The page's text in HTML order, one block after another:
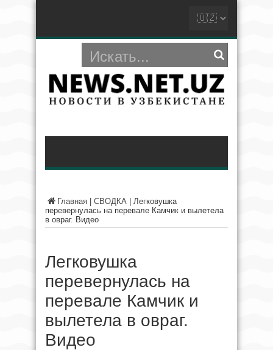
Главная СВОДКА
Легковушка
перевернулась на перевале Камчик и вылетела
в овраг. Видео
Легковушка
перевернулась на
перевале Камчик и
вылетела в овраг.
Видео